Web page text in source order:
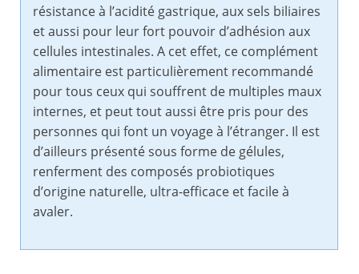
résistance à l’acidité gastrique, aux sels biliaires
et aussi pour leur fort pouvoir d’adhésion aux
cellules intestinales. A cet effet, ce complément
alimentaire est particulièrement recommandé
pour tous ceux qui souffrent de multiples maux
internes, et peut tout aussi être pris pour des
personnes qui font un voyage à l’étranger. Il est
d’ailleurs présenté sous forme de gélules,
renferment des composés probiotiques
d’origine naturelle, ultra-efficace et facile à
avaler.